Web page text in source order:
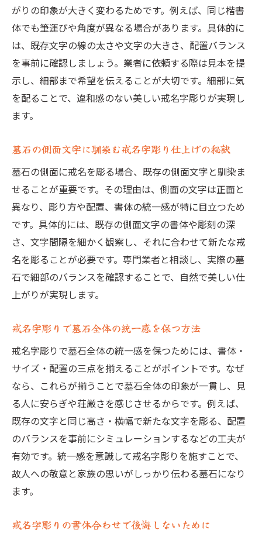
がりの印象が大きく変わるためです。例えば、同じ楷書
体でも筆運びや角度が異なる場合があります。具体的に
は、既存文字の線の太さや文字の大きさ、配置バランス
を事前に確認しましょう。業者に依頼する際は見本を提
示し、細部まで希望を伝えることが大切です。細部に気
を配ることで、違和感のない美しい戒名字彫りが実現し
ます。
墓石の側面文字に馴染む戒名字彫り仕上げの秘訣
墓石の側面に戒名を彫る場合、既存の側面文字と馴染ま
せることが重要です。その理由は、側面の文字は正面と
異なり、彫り方や配置、書体の統一感が特に目立つため
です。具体的には、既存の側面文字の書体や彫刻の深
さ、文字間隔を細かく観察し、それに合わせて新たな戒
名を彫ることが必要です。専門業者と相談し、実際の墓
石で細部のバランスを確認することで、自然で美しい仕
上がりが実現します。
戒名字彫りで墓石全体の統一感を保つ方法
戒名字彫りで墓石全体の統一感を保つためには、書体・
サイズ・配置の三点を揃えることがポイントです。なぜ
なら、これらが揃うことで墓石全体の印象が一貫し、見
る人に安らぎや荘厳さを感じさせるからです。例えば、
既存の文字と同じ高さ・横幅で新たな文字を彫る、配置
のバランスを事前にシミュレーションするなどの工夫が
有効です。統一感を意識して戒名字彫りを施すことで、
故人への敬意と家族の思いがしっかり伝わる墓石になり
ます。
戒名字彫りの書体合わせで後悔しないために